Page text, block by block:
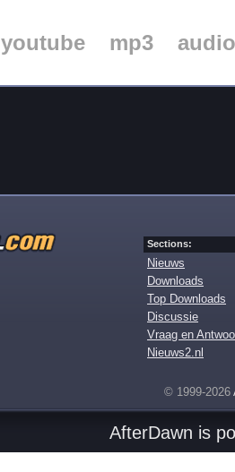
youtube mp3 audio
Sections:
Nieuws
Downloads
Top Downloads
Discussie
Vraag en
Nieuws2.nl
© 1999-2026
AfterDawn is